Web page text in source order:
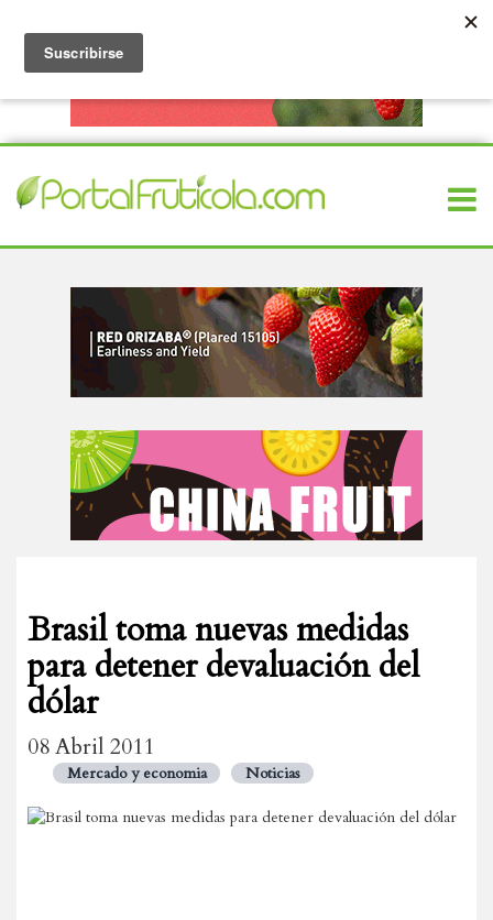
Brasil toma nuevas medidas
para detener devaluación del
dólar
08 Abril 2011
Mercado y economia Noticias